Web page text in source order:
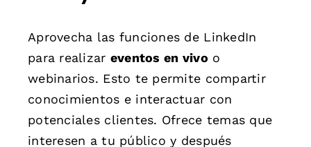
Aprovecha las funciones de LinkedIn
para realizar eventos en vivoo
webinarios. Esto te permite compartir
conocimientos e interactuar con
potenciales clientes. Ofrece temas que
interesen a tu público y después